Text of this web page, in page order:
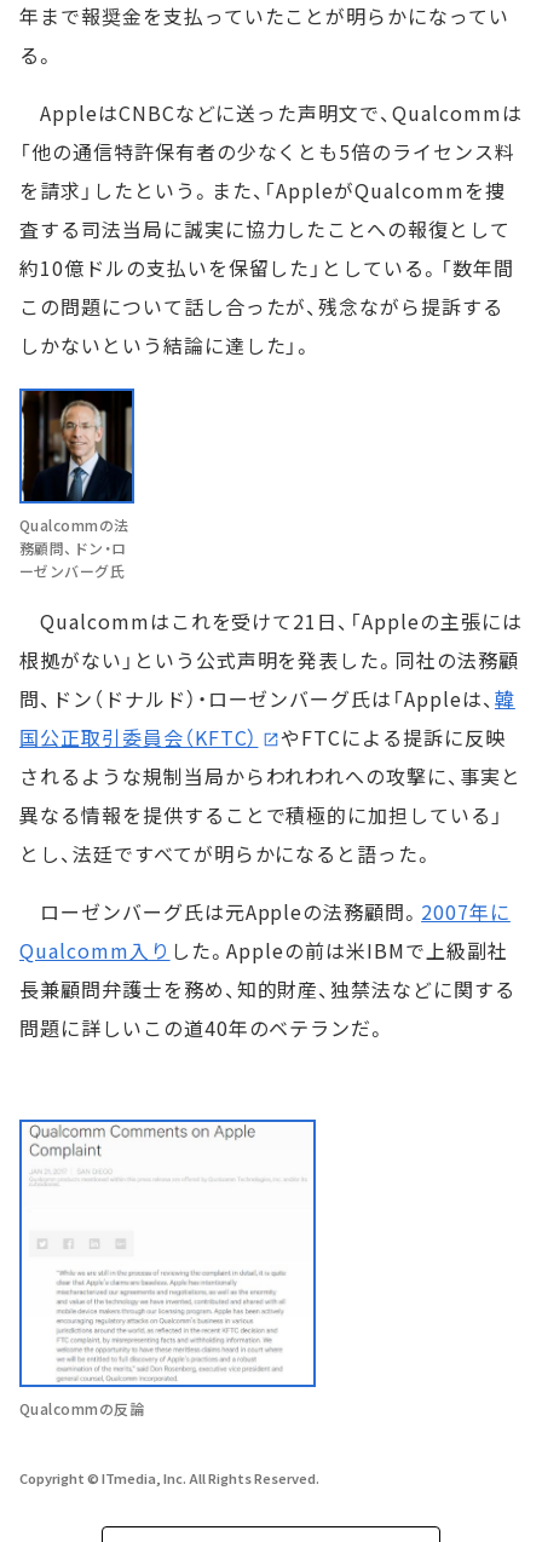
年まで報奨金を支払っていたことが明らかになってい
る。
AppleはCNBCなどに送った声明文で、Qualcommは
「他の通信特許保有者の少なくとも5倍のライセンス料
を請求」したという。また、「AppleがQualcommを捜
査する司法当局に誠実に協力したことへの報復として
約10億ドルの支払いを保留した」としている。「数年間
この問題について話し合ったが、残念ながら提訴する
しかないという結論に達した」。
Qualcommの法
務顧問、ドン・ロ
ーゼンバーグ氏
Qualcommはこれを受けて21日、「Appleの主張には
根拠がない」という公式声明を発表した。同社の法務顧
問、ドン（ドナルド）・ローゼンバーグ氏は「Appleは、 韓
国公正取引委員会（KFTC）
やFTCによる提訴に反映
されるような規制当局からわれわれへの攻撃に、事実と
異なる情報を提供することで積極的に加担している」
とし、法廷ですべてが明らかになると語った。
ローゼンバーグ氏は元Appleの法務顧問。 2007年に
Qualcomm入り した。Appleの前は米IBMで上級副社
長兼顧問弁護士を務め、知的財産、独禁法などに関する
問題に詳しいこの道40年のベテランだ。
Qualcommの反論
Copyright © ITmedia, Inc. All Rights Reserved.